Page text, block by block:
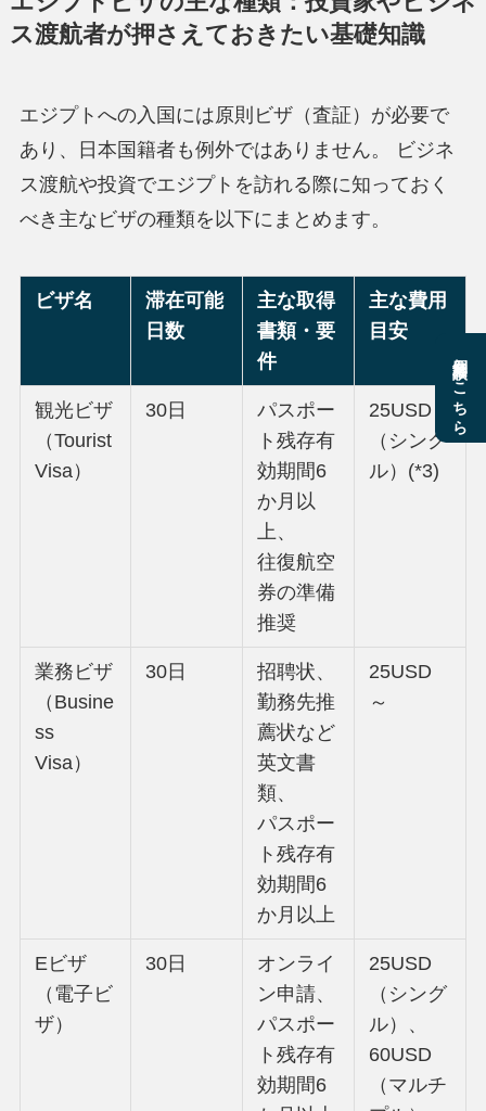
ス渡航者が押さえておきたい基礎知識
エジプトへの入国には原則ビザ（査証）が必要で
あり、日本国籍者も例外ではありません。 ビジネ
ス渡航や投資でエジプトを訪れる際に知っておく
べき主なビザの種類を以下にまとめます。
ビザ名
滞在可能
日数
主な取得
書類・要
件
主な費用
目安
観光ビザ
（Tourist
Visa）
30日
パスポー
ト残存有
効期間6
か月以
上、
往復航空
券の準備
推奨
25USD
（シング
ル）(*3)
業務ビザ
（Busine
ss
Visa）
30日
招聘状、
勤務先推
薦状など
英文書
類、
パスポー
ト残存有
効期間6
か月以上
25USD
～
Eビザ
（電子ビ
ザ）
30日
オンライ
ン申請、
パスポー
ト残存有
効期間6
25USD
（シング
ル）、
60USD
（マルチ
個別相談はこちら